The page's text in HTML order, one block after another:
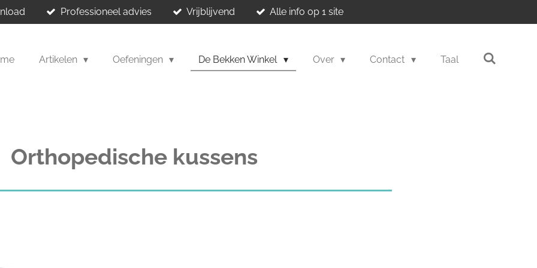
Professioneel advies Vrijblijvend Alle info op 1 site
Artikelen Oefeningen De Bekken Winkel Over Contact Taal
Orthopedische kussens